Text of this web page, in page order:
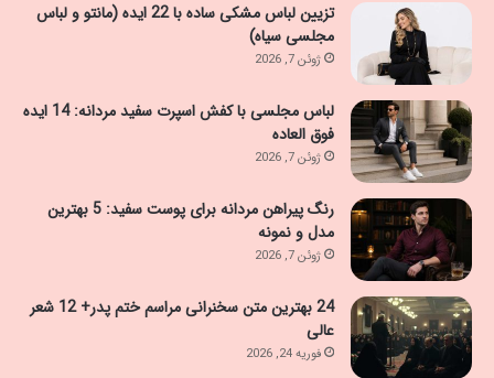
تزیین لباس مشکی ساده با 22 ایده (مانتو و لباس
مجلسی سیاه)
ژوئن 7, 2026
لباس مجلسی با کفش اسپرت سفید مردانه: 14 ایده
فوق العاده
ژوئن 7, 2026
رنگ پیراهن مردانه برای پوست سفید: 5 بهترین
مدل و نمونه
ژوئن 7, 2026
24 بهترین متن سخنرانی مراسم ختم پدر+ 12 شعر
عالی
فوریه 24, 2026